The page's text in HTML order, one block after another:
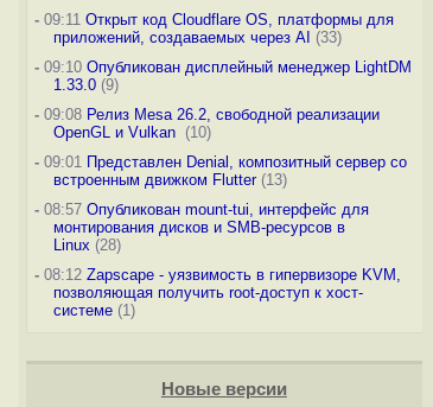
-09:11 Открыт код Cloudflare OS, платформы для
приложений, создаваемых через AI (33)
-09:10 Опубликован дисплейный менеджер LightDM
1.33.0(9)
-09:08 Релиз Mesa 26.2, свободной реализации
OpenGL и Vulkan (10)
-09:01 Представлен Denial, композитный сервер со
встроенным движком Flutter(13)
-08:57 Опубликован mount-tui, интерфейс для
монтирования дисков и SMB-ресурсов в
Linux (28)
-08:12 Zapscape - уязвимость в гипервизоре KVM,
позволяющая получить root-доступ к хост-
системе(1)
Новые версии